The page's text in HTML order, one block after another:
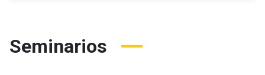
Seminarios